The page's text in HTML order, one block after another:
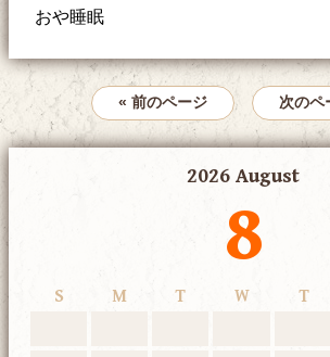
おや睡眠
« 前のページ 次のペ
2026 August
8
S M T W T